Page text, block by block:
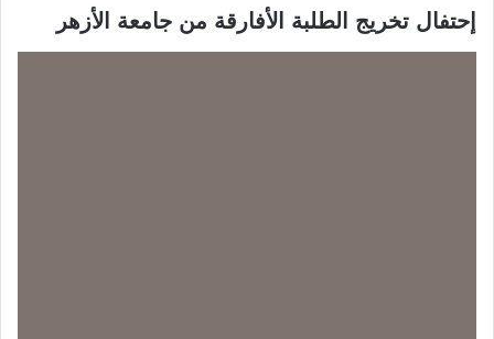
إحتفال تخريج الطلبة الأفارقة من جامعة الأزهر